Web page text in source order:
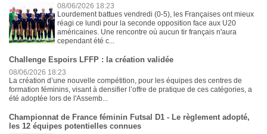
08/06/2026 18:23
Lourdement battues vendredi (0-5), les Françaises ont mieux
réagi ce lundi pour la seconde opposition face aux U20
américaines. Une rencontre où aucun tir français n'aura
cependant été c...
Challenge Espoirs LFFP : la création validée
08/06/2026 18:23
La création d’une nouvelle compétition, pour les équipes des centres de
formation féminins, visant à densifier l’offre de pratique de ces catégories, a
été adoptée lors de l'Assemb...
Championnat de France féminin Futsal D1 - Le règlement adopté,
les 12 équipes potentielles connues